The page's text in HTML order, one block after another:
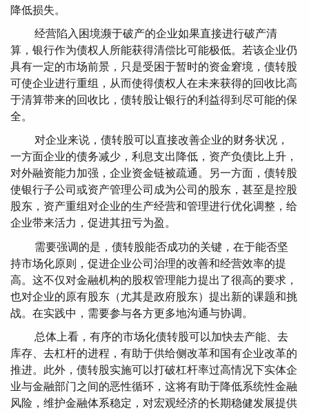
降低损失。
经营陷入困境濒于破产的企业如果直接进行破产清
算，银行作为债权人所能获得清偿比可能极低。若该企业仍
具有一定的市场前景，只是受困于暂时的资金窘境，债转股
可使企业进行重组，从而使得债权人在未来获得的回收比高
于清算带来的回收比，债转股让银行的利益得到尽可能的保
全。
对企业来说，债转股可以直接改善企业的财务状况，
一方面企业的债务减少，利息支出降低，资产负债比上升，
对外融资能力加强，企业资金链被疏通。另一方面，债转股
使银行子公司或资产管理公司成为公司的股东，甚至是控股
股东，资产重组对企业的生产经营和管理进行优化调整，给
企业带来活力，促进其扭亏为盈。
需要强调的是，债转股能否成功的关键，在于能否坚
持市场化原则，促进企业公司治理的改善和经营效率的提
高。这不仅对金融机构的股权管理能力提出了很高的要求，
也对企业的原有股东（尤其是政府股东）提出新的课题和挑
战。在实践中，需要参与各方更多地沟通与协调。
总体上看，有序的市场化债转股可以加快去产能、去
库存、去杠杆的进程，有助于供给侧改革和国有企业改革的
推进。此外，债转股实施可以打破杠杆率过高情况下实体企
业与金融部门之间的恶性循环，这将有助于降低系统性金融
风险，维护金融体系稳定，对宏观经济的长期稳健发展提供